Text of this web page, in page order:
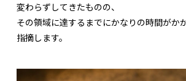
変わらずしてきたものの、
その領域に達するまでにかなりの時間がか
指摘します。